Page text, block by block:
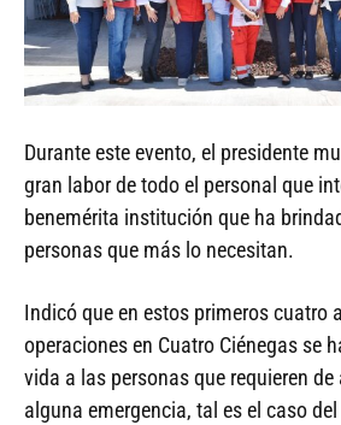
Durante este evento, el presidente
gran labor de todo el personal que
benemérita institución que ha
personas que más lo necesitan.
Indicó que en estos primeros cuatro
operaciones en Cuatro Ciénegas se
vida a las personas que requieren
alguna emergencia, tal es el caso